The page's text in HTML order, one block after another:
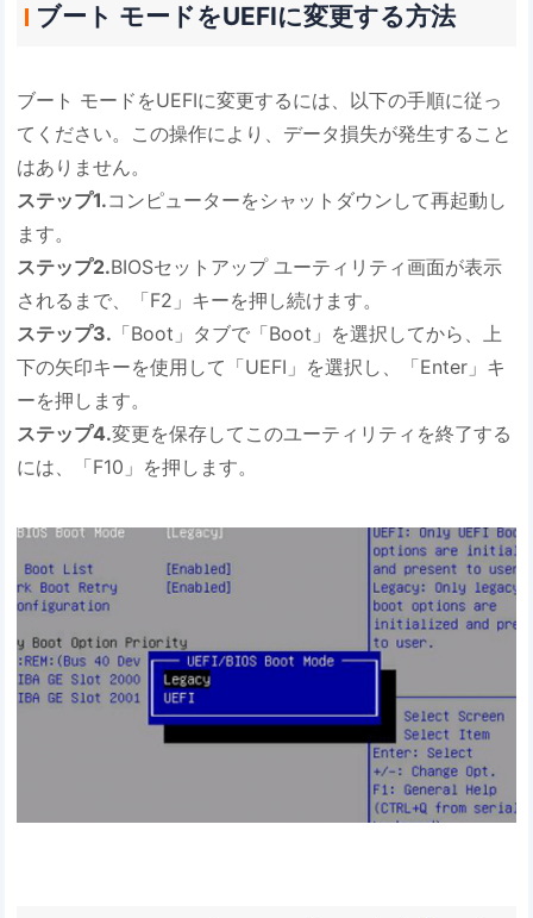
ブート モードをUEFIに変更する方法
ブート モードをUEFIに変更するには、以下の手順に従っ
てください。この操作により、データ損失が発生すること
はありません。
ステップ1.コンピューターをシャットダウンして再起動し
ます。
ステップ2.BIOSセットアップ ユーティリティ画面が表示
されるまで、「F2」キーを押し続けます。
ステップ3. 「Boot」タブで「Boot」を選択してから、上
下の矢印キーを使用して「UEFI」を選択し、「Enter」キ
ーを押します。
ステップ4.変更を保存してこのユーティリティを終了する
には、「F10」を押します。